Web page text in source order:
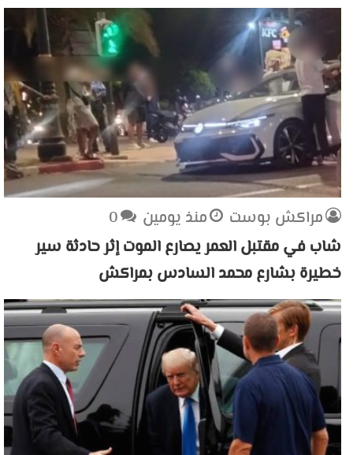
مراكش بوست منذ يومين
0
شاب في مقتبل العمر يصارع الموت إثر حادثة سير
خطيرة بشارع محمد السادس بمراكش